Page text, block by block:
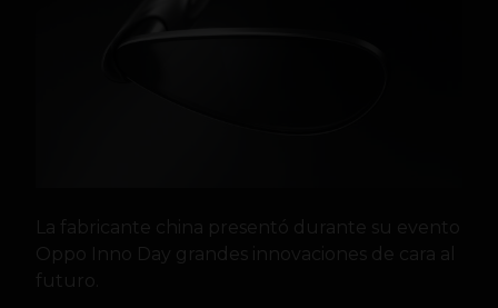
La fabricante china presentó durante su evento
Oppo Inno Day grandes innovaciones de cara al
futuro.